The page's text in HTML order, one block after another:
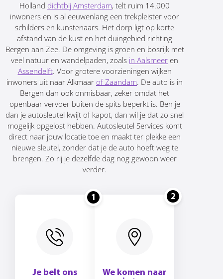
Holland dichtbij Amsterdam, telt ruim 14.000
inwoners en is al eeuwenlang een trekpleister voor
schilders en kunstenaars. Het dorp ligt op korte
afstand van de kust en het duingebied richting
Bergen aan Zee. De omgeving is groen en bosrijk met
veel natuur en wandelpaden, zoals in Aalsmeer en
Assendelft. Voor grotere voorzieningen wijken
inwoners uit naar Alkmaar of Zaandam. De auto is in
Bergen dan ook onmisbaar, zeker omdat het
openbaar vervoer buiten de spits beperkt is. Ben je
dan je autosleutel kwijt of kapot, dan wil je dat zo snel
mogelijk opgelost hebben. Autosleutel Services komt
direct naar jouw locatie toe en maakt ter plekke een
nieuwe sleutel, zonder dat je de auto hoeft weg te
brengen. Zo rij je dezelfde dag nog gewoon weer
verder.
1
Je belt ons
2
We komen naar